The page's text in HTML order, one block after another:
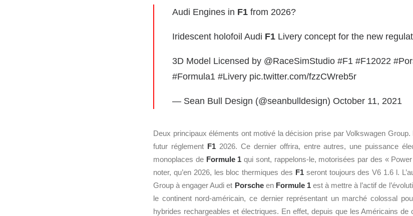
Audi Engines in F1 from 2026?
Iridescent holofoil Audi F1 Livery concept for the new
3D Model Licensed by @RaceSimStudio #F1 #F12022
#Formula1 #Livery pic.twitter.com/fzzCWreb5r
— Sean Bull Design (@seanbulldesign) October 11, 2021
Deux principaux éléments ont motivé la décision prise par Volkswagen
futur réglement F12026. Ce dernier offrira, entre autres, une puissance
monoplaces de Formule 1 qui sont, rappelons-le, motorisées par des «
noter, qu’en 2026, les bloc thermiques des F1seront toujours des V6 1.6 l.
Group à engager Audi et Porscheen Formule 1est à mettre à l’actif de
le continent nord-américain, ce dernier représentant un marché colossal
hybrides rechargeables et électriques. En effet, depuis que les Américains